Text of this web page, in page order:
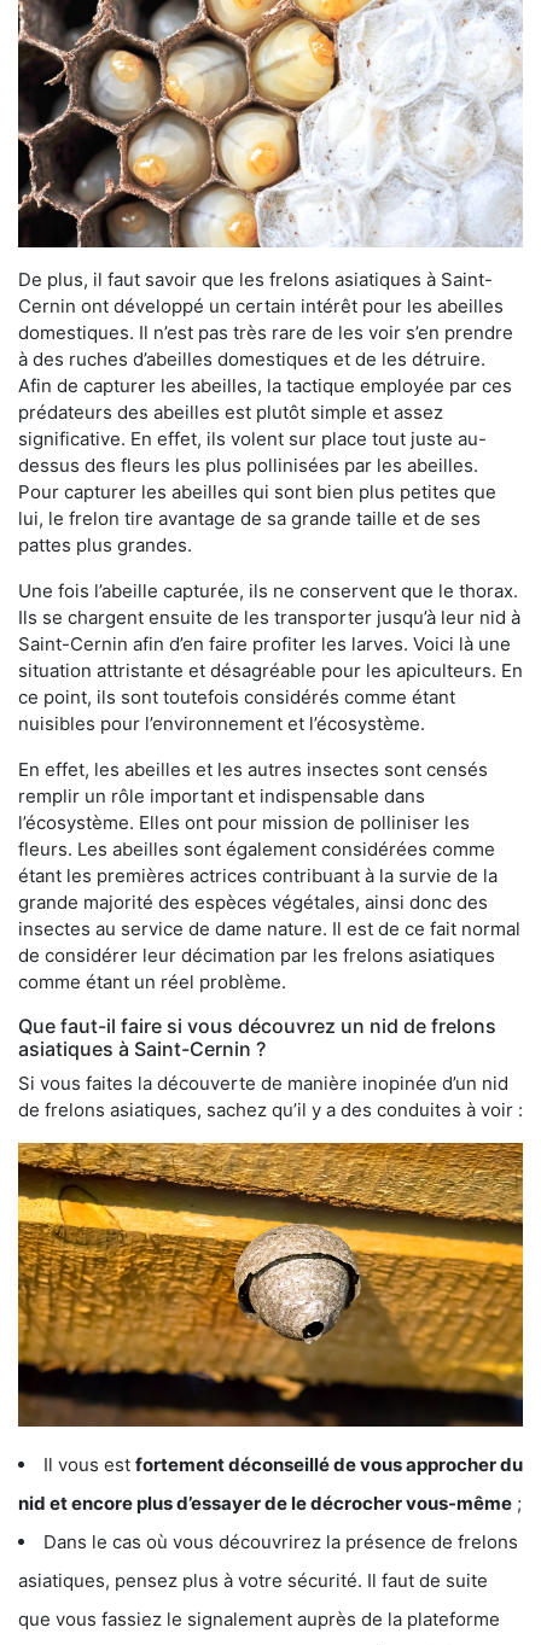
De plus, il faut savoir que les frelons asiatiques à Saint-
Cernin ont développé un certain intérêt pour les abeilles
domestiques. Il n’est pas très rare de les voir s’en prendre
à des ruches d’abeilles domestiques et de les détruire.
Afin de capturer les abeilles, la tactique employée par ces
prédateurs des abeilles est plutôt simple et assez
significative. En effet, ils volent sur place tout juste au-
dessus des fleurs les plus pollinisées par les abeilles.
Pour capturer les abeilles qui sont bien plus petites que
lui, le frelon tire avantage de sa grande taille et de ses
pattes plus grandes.
Une fois l’abeille capturée, ils ne conservent que le thorax.
Ils se chargent ensuite de les transporter jusqu’à leur nid à
Saint-Cernin afin d’en faire profiter les larves. Voici là une
situation attristante et désagréable pour les apiculteurs. En
ce point, ils sont toutefois considérés comme étant
nuisibles pour l’environnement et l’écosystème.
En effet, les abeilles et les autres insectes sont censés
remplir un rôle important et indispensable dans
l’écosystème. Elles ont pour mission de polliniser les
fleurs. Les abeilles sont également considérées comme
étant les premières actrices contribuant à la survie de la
grande majorité des espèces végétales, ainsi donc des
insectes au service de dame nature. Il est de ce fait normal
de considérer leur décimation par les frelons asiatiques
comme étant un réel problème.
Que faut-il faire si vous découvrez un nid de frelons
asiatiques à Saint-Cernin ?
Si vous faites la découverte de manière inopinée d’un nid
de frelons asiatiques, sachez qu’il y a des conduites à voir :
Il vous est fortement déconseillé de vous approcher du
nid et encore plus d’essayer de le décrocher vous-même ;
Dans le cas où vous découvrirez la présence de frelons
asiatiques, pensez plus à votre sécurité. Il faut de suite
que vous fassiez le signalement auprès de la plateforme